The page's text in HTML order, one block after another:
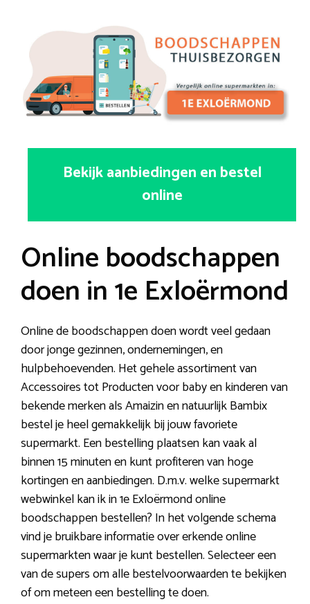
Bekijk aanbiedingen en bestel
online
Online boodschappen
doen in 1e Exloërmond
Online de boodschappen doen wordt veel gedaan
door jonge gezinnen, ondernemingen, en
hulpbehoevenden. Het gehele assortiment van
Accessoires tot Producten voor baby en kinderen van
bekende merken als Amaizin en natuurlijk Bambix
bestel je heel gemakkelijk bij jouw favoriete
supermarkt. Een bestelling plaatsen kan vaak al
binnen 15 minuten en kunt profiteren van hoge
kortingen en aanbiedingen. D.m.v. welke supermarkt
webwinkel kan ik in 1e Exloërmond online
boodschappen bestellen? In het volgende schema
vind je bruikbare informatie over erkende online
supermarkten waar je kunt bestellen. Selecteer een
van de supers om alle bestelvoorwaarden te bekijken
of om meteen een bestelling te doen.